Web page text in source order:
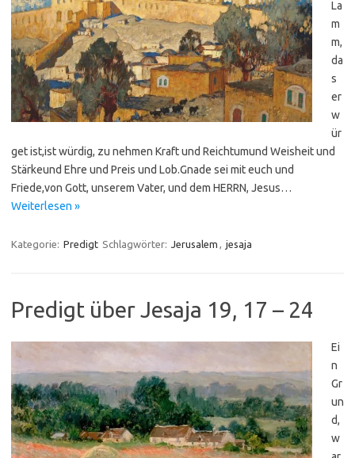
La
m
m,
da
s
er
w
ür
get ist,ist würdig, zu nehmen Kraft und Reichtumund Weisheit und
Stärkeund Ehre und Preis und Lob.Gnade sei mit euch und
Friede,von Gott, unserem Vater, und dem HERRN, Jesus…
Weiterlesen »
Kategorie: Predigt Schlagwörter: Jerusalem , jesaja
Predigt über Jesaja 19, 17 – 24
Ei
n
Gr
un
d,
w